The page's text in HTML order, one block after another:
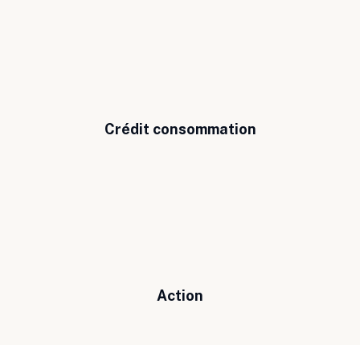
Crédit consommation
Action